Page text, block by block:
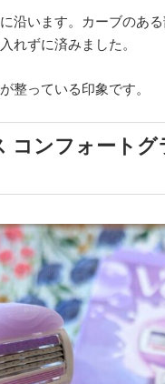
沿います。カーブのあ
れずに済みました。
整っている印象です。
コンフォート